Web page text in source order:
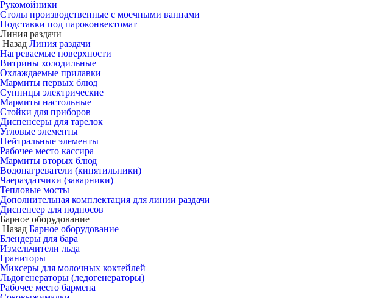
Рукомойники
Столы производственные с моечными ваннами
Подставки под пароконвектомат
Линия раздачи
Назад Линия раздачи
Нагреваемые поверхности
Витрины холодильные
Охлаждаемые прилавки
Мармиты первых блюд
Супницы электрические
Мармиты настольные
Стойки для приборов
Диспенсеры для тарелок
Угловые элементы
Нейтральные элементы
Рабочее место кассира
Мармиты вторых блюд
Водонагреватели (кипятильники)
Чаераздатчики (заварники)
Тепловые мосты
Дополнительная комплектация для линии раздачи
Диспенсер для подносов
Барное оборудование
Назад Барное оборудование
Блендеры для бара
Измельчители льда
Граниторы
Миксеры для молочных коктейлей
Льдогенераторы (ледогенераторы)
Рабочее место бармена